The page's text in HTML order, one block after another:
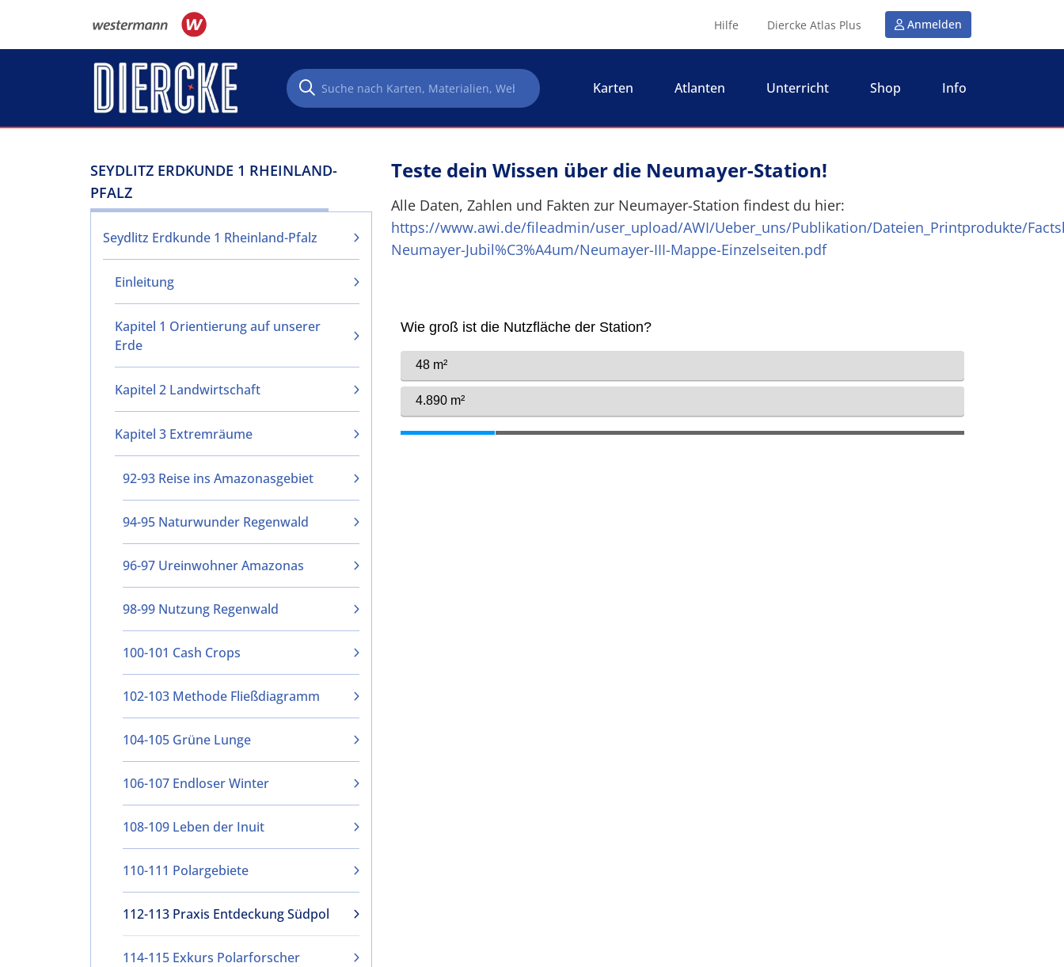
Hilfe Diercke Atlas Plus Anmelden
Karten Atlanten Unterricht Shop Info
SEYDLITZ ERDKUNDE 1 RHEINLAND-
PFALZ
Seydlitz Erdkunde 1 Rheinland-Pfalz
Einleitung
Kapitel 1 Orientierung auf unserer
Erde
Kapitel 2 Landwirtschaft
Kapitel 3 Extremräume
92-93 Reise ins Amazonasgebiet
94-95 Naturwunder Regenwald
96-97 Ureinwohner Amazonas
98-99 Nutzung Regenwald
100-101 Cash Crops
102-103 Methode Fließdiagramm
104-105 Grüne Lunge
106-107 Endloser Winter
108-109 Leben der Inuit
110-111 Polargebiete
112-113 Praxis Entdeckung Südpol
114-115 Exkurs Polarforscher
Teste dein Wissen über die Neumayer-Station!
Alle Daten, Zahlen und Fakten zur Neumayer-Station findest du hier:
https://www.awi.de/fileadmin/user_upload/AWI/Ueber_uns/Publikation/Dateien_Printprodukte/
Neumayer-Jubil%C3%A4um/Neumayer-III-Mappe-Einzelseiten.pdf